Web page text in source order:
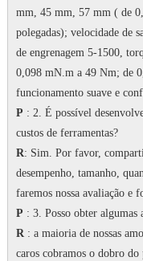
mm, 45 mm, 57 mm ( de
polegadas); velocidade de
de engrenagem 5-1500,
0,098 mN.m a 49 Nm; de
funcionamento suave e
P : 2. É possível
custos de ferramentas?
R: Sim. Por favor,
desempenho, tamanho,
faremos nossa avaliação e
P : 3. Posso obter algumas
R: a maioria de nossas
caros cobramos o dobro do